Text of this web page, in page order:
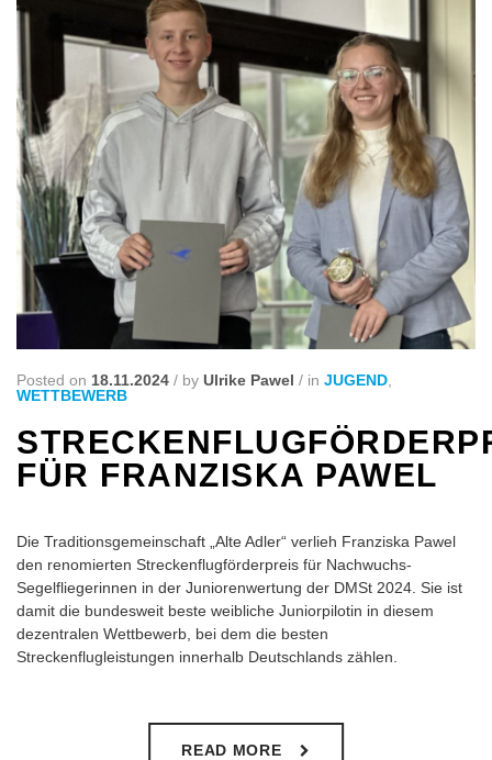
Posted on 18.11.2024 / by Ulrike Pawel / in JUGEND
WETTBEWERB
FÜR FRANZISKA PAWEL
Die Traditionsgemeinschaft „Alte Adler“ verlieh Franziska Pawel
den renomierten Streckenflugförderpreis für Nachwuchs-
Segelfliegerinnen in der Juniorenwertung der DMSt 2024. Sie ist
damit die bundesweit beste weibliche Juniorpilotin in diesem
dezentralen Wettbewerb, bei dem die besten
Streckenflugleistungen innerhalb Deutschlands zählen.
READ MORE